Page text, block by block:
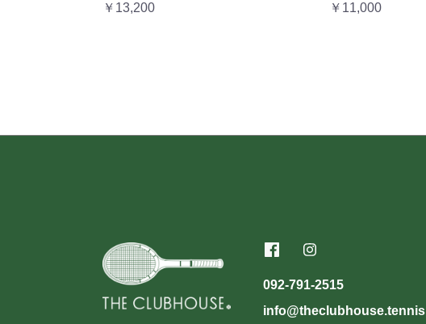
￥13,200
￥11,000
092-791-2515
info@theclubhouse.tennis